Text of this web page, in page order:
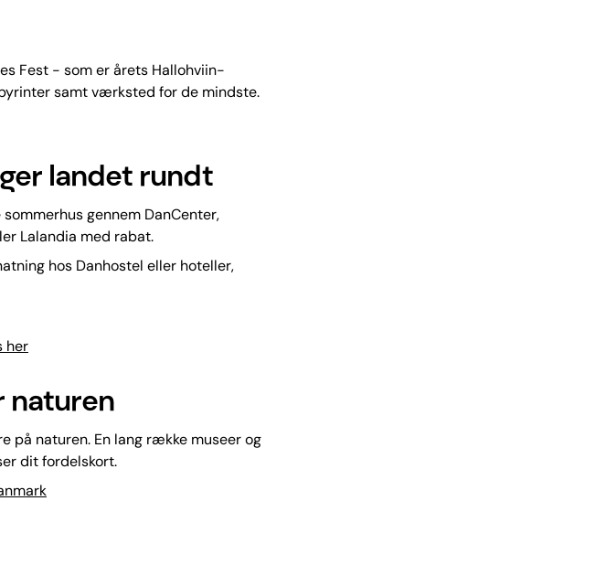
Fest - som er årets Hallohviin-
samt værksted for de mindste.
landet rundt
gennem DanCenter,
Lalandia med rabat.
hos Danhostel eller hoteller,
her
naturen
på naturen. En lang række museer og
dit fordelskort.